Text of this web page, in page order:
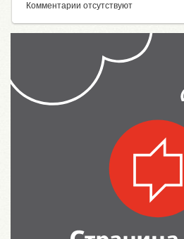
Комментарии отсутствуют